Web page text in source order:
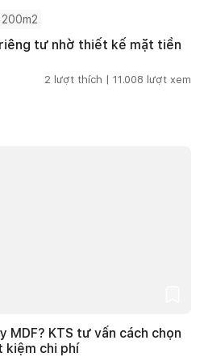
tư nhờ thiết kế mặt tiền
2 lượt thích | 11.008 lượt xem
MDF? KTS tư vấn cách chọn
kiệm chi phí